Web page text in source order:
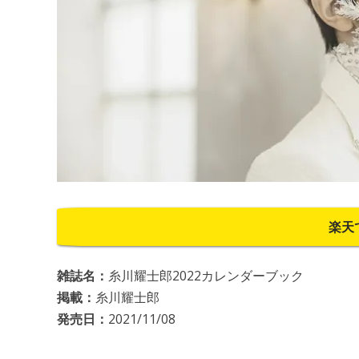
楽天
雑誌名： 糸川耀士郎2022カレンダーブック
掲載： 糸川耀士郎
発売日： 2021/11/08